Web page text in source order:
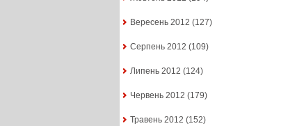
Вересень 2012 (127)
Серпень 2012 (109)
Липень 2012 (124)
Червень 2012 (179)
Травень 2012 (152)